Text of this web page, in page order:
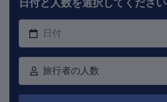
日付と人数を選択してください
旅行者の人数